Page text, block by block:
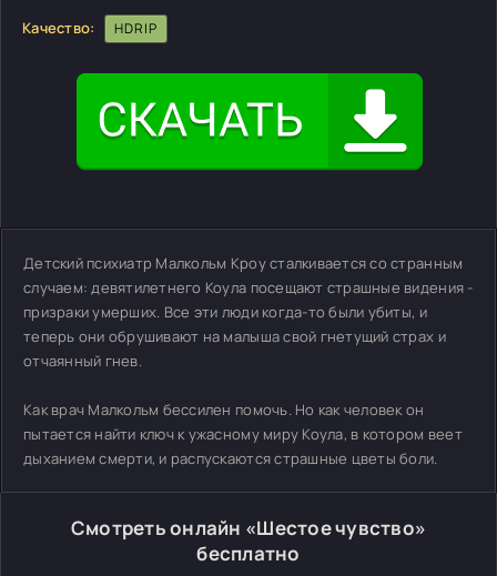
Качество: HDRIP
Детский психиатр Малкольм Кроу сталкивается со странным
случаем: девятилетнего Коула посещают страшные видения -
призраки умерших. Все эти люди когда-то были убиты, и
теперь они обрушивают на малыша свой гнетущий страх и
отчаянный гнев.
Как врач Малкольм бессилен помочь. Но как человек он
пытается найти ключ к ужасному миру Коула, в котором веет
дыханием смерти, и распускаются страшные цветы боли.
Смотреть онлайн «Шестое чувство»
бесплатно